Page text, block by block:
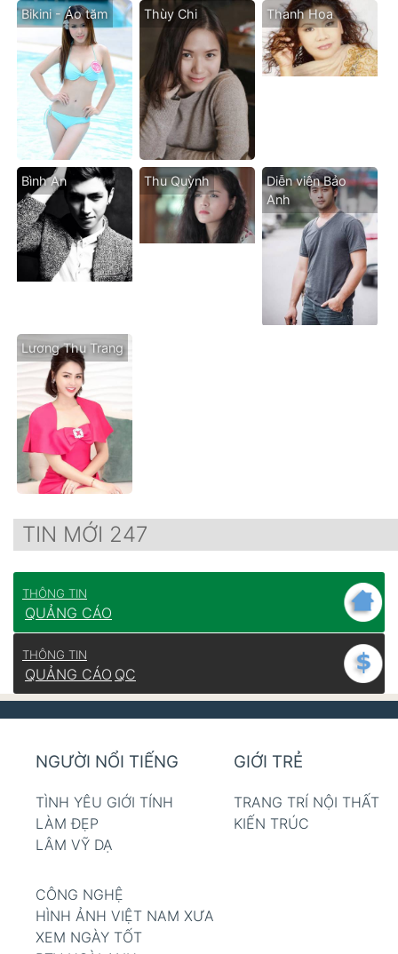
Bikini - Áo tăm Thùy Chi Thanh Hoa
Bình An Thu Quỳnh
Diễn viên Bảo
Anh
Lương Thu Trang
TIN MỚI 247
THÔNG TIN
QUẢNG CÁO
THÔNG TIN
QUẢNG CÁO QC
NGƯỜI NỔI TIẾNG
TÌNH YÊU GIỚI TÍNH
LÀM ĐẸP
LÂM VỸ DẠ
GIỚI TRẺ
TRANG TRÍ NỘI THẤT
KIẾN TRÚC
CÔNG NGHỆ
HÌNH ẢNH VIỆT NAM XƯA
XEM NGÀY TỐT